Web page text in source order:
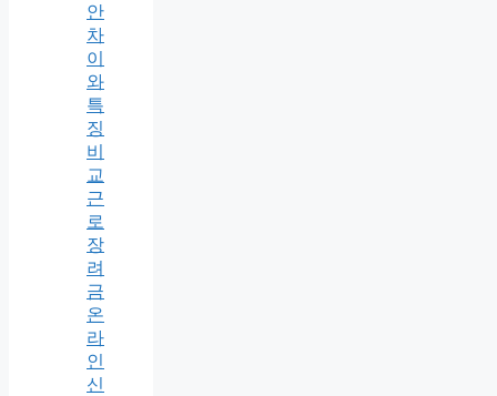
안
차
이
와
특
징
비
교
근
로
장
려
금
온
라
인
신